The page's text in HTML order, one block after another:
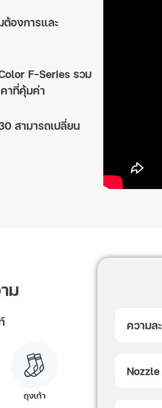
องการและ
F-Series รวม
าที่คุ้มค่า
สามารถเปลี่ยน
ม
ถุงเท้า
ความล